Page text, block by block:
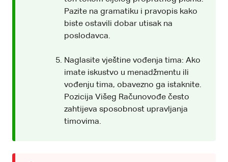
Pazite na gramatiku i pravopis kako
biste ostavili dobar utisak na
poslodavca.
Naglasite vještine vođenja tima: Ako
imate iskustvo u menadžmentu ili
vođenju tima, obavezno ga istaknite.
Pozicija Višeg Računovođe često
zahtijeva sposobnost upravljanja
timovima.